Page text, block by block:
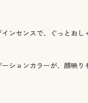
ンセンスで、ぐっとおし
ションカラーが、顔映り